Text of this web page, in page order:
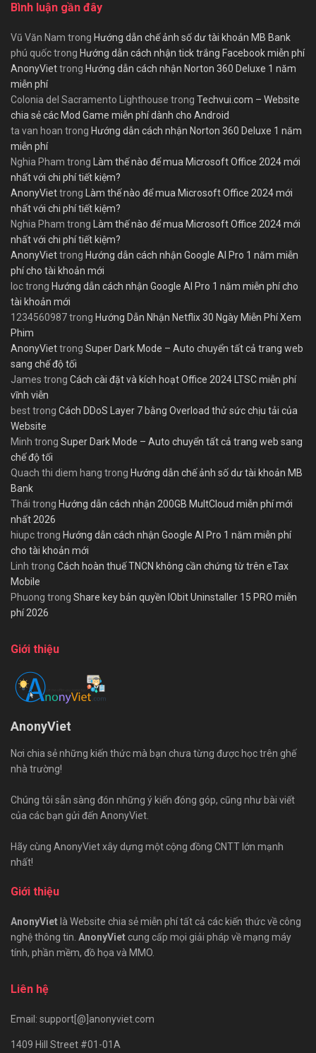
Bình luận gần đây
Vũ Văn Nam trong Hướng dẫn chế ảnh số dư tài khoản MB Bank
phú quốctrong Hướng dẫn cách nhận tick trắng Facebook miễn phí
AnonyViettrong Hướng dẫn cách nhận Norton 360 Deluxe 1 năm
miễn phí
Colonia del Sacramento Lighthouse trong Techvui.com – Website
chia sẻ các Mod Game miễn phí dành cho Android
ta van hoan trong Hướng dẫn cách nhận Norton 360 Deluxe 1 năm
miễn phí
Nghia Pham trong
Làm thế nào để mua Microsoft Office 2024 mới
nhất với chi phí tiết kiệm?
AnonyViettrong
Làm thế nào để mua Microsoft Office 2024 mới
nhất với chi phí tiết kiệm?
Nghia Pham trong
Làm thế nào để mua Microsoft Office 2024 mới
nhất với chi phí tiết kiệm?
AnonyViettrong Hướng dẫn cách nhận Google AI Pro 1 năm miễn
phí cho tài khoản mới
loctrong Hướng dẫn cách nhận Google AI Pro 1 năm miễn phí cho
tài khoản mới
1234560987trong Hướng Dẫn Nhận Netflix 30 Ngày Miễn Phí Xem
Phim
AnonyViettrong Super Dark Mode – Auto chuyển tất cả trang web
sang chế độ tối
James trong Cách cài đặt và kích hoạt Office 2024 LTSC miễn phí
vĩnh viễn
besttrong Cách DDoS Layer 7 bằng Overload thử sức chịu tải của
Website
Minh trong Super Dark Mode – Auto chuyển tất cả trang web sang
chế độ tối
Quach thi diem hang trong Hướng dẫn chế ảnh số dư tài khoản MB
Bank
Thái trong Hướng dẫn cách nhận 200GB MultCloud miễn phí mới
nhất 2026
hiupctrong Hướng dẫn cách nhận Google AI Pro 1 năm miễn phí
cho tài khoản mới
Linh trong Cách hoàn thuế TNCN không cần chứng từ trên eTax
Mobile
Phuong trong Share key bản quyền IObit Uninstaller 15 PRO miễn
phí 2026
Giới thiệu
AnonyViet
Nơi chia sẻ những kiến thức mà bạn chưa từng được học trên ghế
nhà trường!
Chúng tôi sẵn sàng đón những ý kiến đóng góp, cũng như bài viết
của các bạn gửi đến AnonyViet.
Hãy cùng AnonyViet xây dựng một cộng đồng CNTT lớn mạnh
nhất!
Giới thiệu
AnonyViet là Website chia sẻ miễn phí tất cả các kiến thức về công
nghệ thông tin. AnonyViet cung cấp mọi giải pháp về mạng máy
tính, phần mềm, đồ họa và MMO.
Liên hệ
Email: support[@]anonyviet.com
1409 Hill Street #01-01A